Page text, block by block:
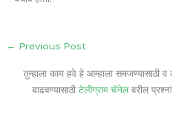
← Previous Post
तुम्हाला काय हवे हे आम्हाला समजण्यासाठी
वाढवण्यासाठी टेलीग्राम चॅनेलवरील